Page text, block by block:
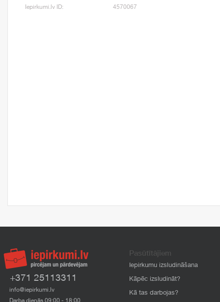
Iepirkumi.lv ID: 4570067
+371 25113311
info@iepirkumi.lv
Pasūtītājiem
Iepirkumu izsludināšana
Kāpēc izsludināt?
Kā tas darbojas?